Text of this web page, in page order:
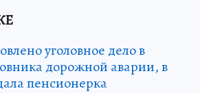
уголовное дело в
дорожной аварии, в
пенсионерка